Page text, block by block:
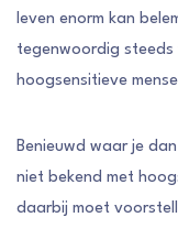
leven enorm kan
tegenwoordig
hoogsensitieve
Benieuwd waar je
niet bekend met
daarbij moet